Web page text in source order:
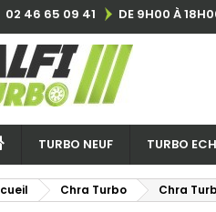
02 46 65 09 41 DE 9H00 À
TURBO NEUF TURBO
Chra Turbo Chra